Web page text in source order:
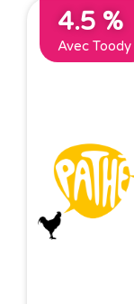
4.5 %
Avec Toody